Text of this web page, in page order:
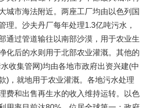
城市海法附近。两座工厂均由以色列国
理。沙夫丹厂每年处理1.3亿吨污水，
通过管道输往以南部沙漠，用于农业生
化后的水则用于北部农业灌溉。其他的
收集管网)均由各地市政府出资兴建(中
)，就地用于农业灌溉。各地污水处理
费和出售再生水的收入维持运转。以色